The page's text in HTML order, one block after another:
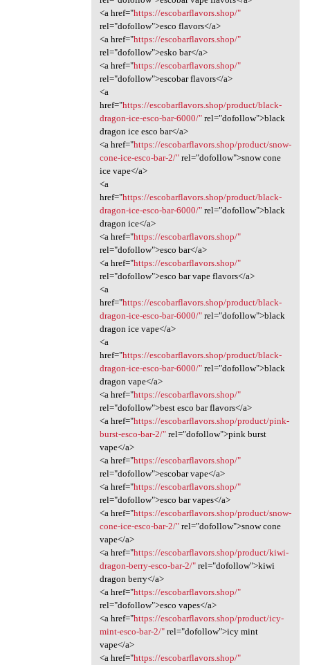
<a href="https://escobarflavors.shop/"
rel="dofollow">esco flavors</a>
<a href="https://escobarflavors.shop/"
rel="dofollow">esko bar</a>
<a href="https://escobarflavors.shop/"
rel="dofollow">escobar flavors</a>
<a
href="https://escobarflavors.shop/product/black-
dragon-ice-esco-bar-6000/"rel="dofollow">black
dragon ice esco bar</a>
<a href="https://escobarflavors.shop/product/snow-
cone-ice-esco-bar-2/"rel="dofollow">snow cone
ice vape</a>
<a
href="https://escobarflavors.shop/product/black-
dragon-ice-esco-bar-6000/"rel="dofollow">black
dragon ice</a>
<a href="https://escobarflavors.shop/"
rel="dofollow">esco bar</a>
<a href="https://escobarflavors.shop/"
rel="dofollow">esco bar vape flavors</a>
<a
href="https://escobarflavors.shop/product/black-
dragon-ice-esco-bar-6000/"rel="dofollow">black
dragon ice vape</a>
<a
href="https://escobarflavors.shop/product/black-
dragon-ice-esco-bar-6000/"rel="dofollow">black
dragon vape</a>
<a href="https://escobarflavors.shop/"
rel="dofollow">best esco bar flavors</a>
<a href="https://escobarflavors.shop/product/pink-
burst-esco-bar-2/"rel="dofollow">pink burst
vape</a>
<a href="https://escobarflavors.shop/"
rel="dofollow">escobar vape</a>
<a href="https://escobarflavors.shop/"
rel="dofollow">esco bar vapes</a>
<a href="https://escobarflavors.shop/product/snow-
cone-ice-esco-bar-2/"rel="dofollow">snow cone
vape</a>
<a href="https://escobarflavors.shop/product/kiwi-
dragon-berry-esco-bar-2/"rel="dofollow">kiwi
dragon berry</a>
<a href="https://escobarflavors.shop/"
rel="dofollow">esco vapes</a>
<a href="https://escobarflavors.shop/product/icy-
mint-esco-bar-2/"rel="dofollow">icy mint
vape</a>
<a href="https://escobarflavors.shop/"